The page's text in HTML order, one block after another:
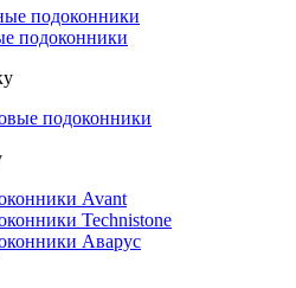
подоконники
подоконники
подоконники
Avant
Technistone
Аварус